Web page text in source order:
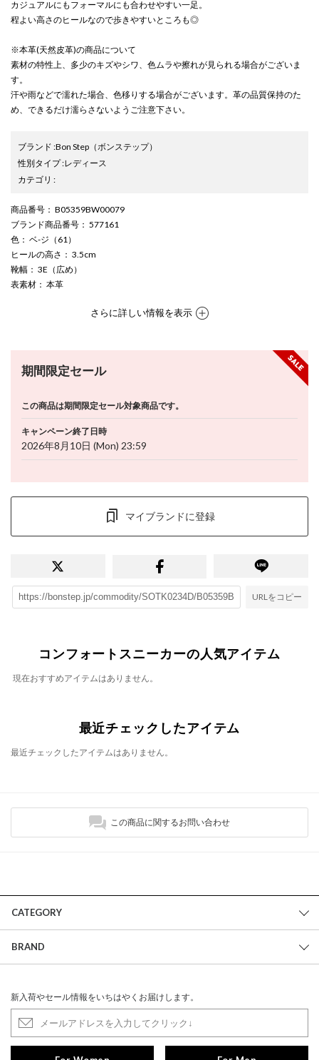
カジュアルにもフォーマルにも合わせやすい一足。
程よい高さのヒールなので歩きやすいところも◎
※本革(天然皮革)の商品について
素材の特性上、多少のキズやシワ、色ムラや擦れが見られる場合がございま
す。
汗や雨などで濡れた場合、色移りする場合がございます。革の品質保持のた
め、できるだけ濡らさないようご注意下さい。
ブランド :Bon Step （ボンステップ）
性別タイプ:レディース
カテゴリ :
商品番号 ： B05359BW00079
ブランド商品番号 ： 577161
色 ： ベ-ジ（61）
ヒールの高さ ： 3.5cm
靴幅 ： 3E（広め）
表素材 ： 本革
さらに詳しい情報を表示
期間限定セール
この商品は期間限定セール対象商品です。
キャンペーン終了日時
2026年8月10日 (Mon) 23:59
マイブランドに登録
URLをコピー
コンフォートスニーカーの人気アイテム
現在おすすめアイテムはありません。
最近チェックしたアイテム
最近チェックしたアイテムはありません。
この商品に関するお問い合わせ
CATEGORY
BRAND
新入荷やセール情報をいちはやくお届けします。